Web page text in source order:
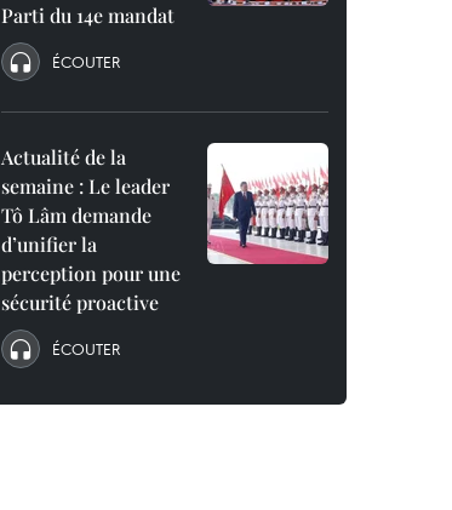
Parti du 14e mandat
ÉCOUTER
Actualité de la
semaine : Le leader
Tô Lâm demande
d’unifier la
perception pour une
sécurité proactive
ÉCOUTER